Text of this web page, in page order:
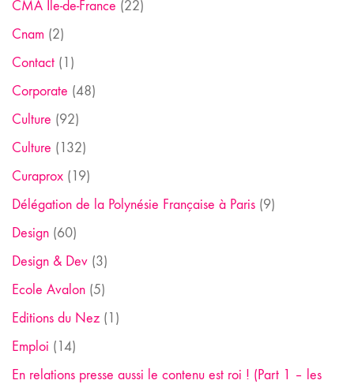
CMA Ile-de-France (22)
Cnam (2)
Contact (1)
Corporate (48)
Culture (92)
Culture (132)
Curaprox (19)
Délégation de la Polynésie Française à Paris (9)
Design (60)
Design & Dev (3)
Ecole Avalon (5)
Editions du Nez (1)
Emploi (14)
En relations presse aussi le contenu est roi ! (Part 1 – les